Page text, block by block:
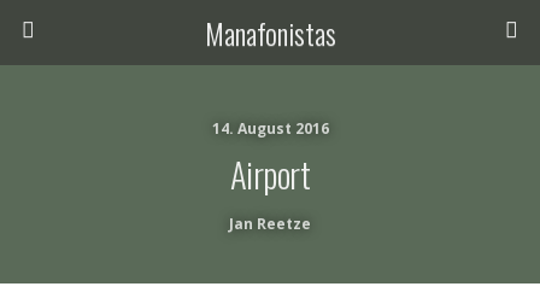
Manafonistas
14. August 2016
Airport
Jan Reetze